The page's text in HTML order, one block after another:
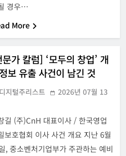
경우…
More
가 칼럼] ‘모두의 창업’ 개
보 유출 사건이 남긴 것
디지털주리스트
2026년 07월 13
길 (주)CnH 대표이사 / 한국영업
보호협회 이사 사건 개요 지난 6월
, 중소벤처기업부가 주관하는 예비